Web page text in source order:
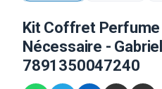
Kit Coffret Perfume
Nécessaire -
7891350047240